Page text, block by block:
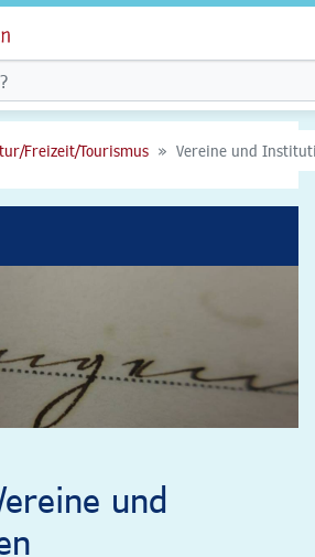
Freizeit/Tourismus Vereine und
und